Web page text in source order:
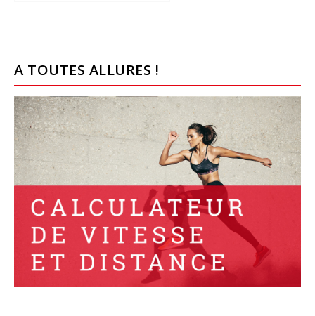
A TOUTES ALLURES !